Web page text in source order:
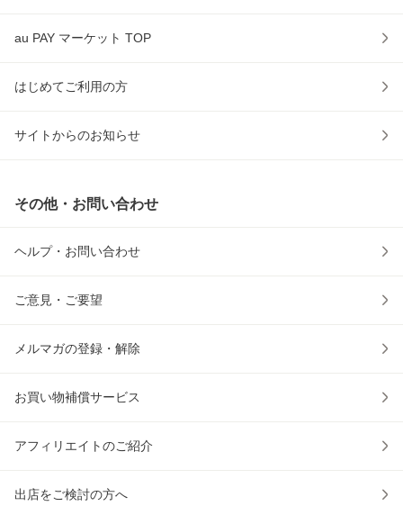
au PAY マーケット TOP
はじめてご利用の方
サイトからのお知らせ
その他・お問い合わせ
ヘルプ・お問い合わせ
ご意見・ご要望
メルマガの登録・解除
お買い物補償サービス
アフィリエイトのご紹介
出店をご検討の方へ